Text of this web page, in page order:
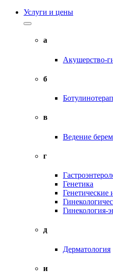
Услуги и цены
а
Акушерство-
б
в
Ведение
г
Генетика
Генетические
Гинекология-
д
Дерматология
и